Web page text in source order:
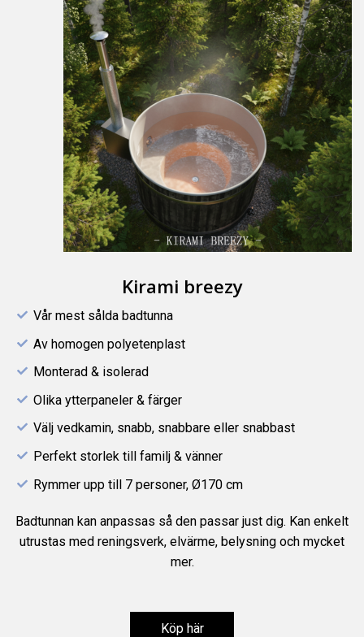
Kirami breezy
Vår mest sålda badtunna
Av homogen polyetenplast
Monterad & isolerad
Olika ytterpaneler & färger
Välj vedkamin, snabb, snabbare eller snabbast
Perfekt storlek till familj & vänner
Rymmer upp till 7 personer, Ø170 cm
Badtunnan kan anpassas så den passar just dig. Kan enkelt
utrustas med reningsverk, elvärme, belysning och mycket
mer.
Köp här